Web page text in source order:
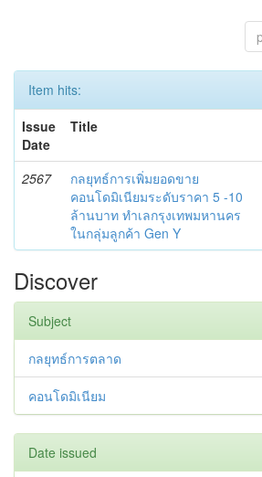
Item hits:
Issue
Date
Title
2567
กลยุทธ์การเพิ่มยอดขาย
คอนโดมิเนียมระดับราคา 5 -10
ล้านบาท ทำเลกรุงเทพมหานคร
ในกลุ่มลูกค้า Gen Y
Discover
Subject
กลยุทธ์การตลาด
คอนโดมิเนียม
Date issued